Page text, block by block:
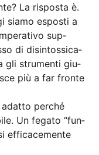
La ris­pos­ta è.
sia­mo espos­ti a
sup­
di disin­tos­si­ca­
gli stru­men­ti giu­
più a far fron­te
adat­to per­ché
Un fega­to “fun­
effi­ca­ce­men­te